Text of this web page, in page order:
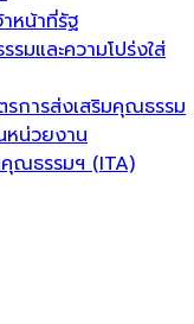
าหน้าที่รัฐ
มและความโปร่งใส่
รการส่งเสริมคุณธรรม
หน่วยงาน
คุณธรรมฯ (ITA)